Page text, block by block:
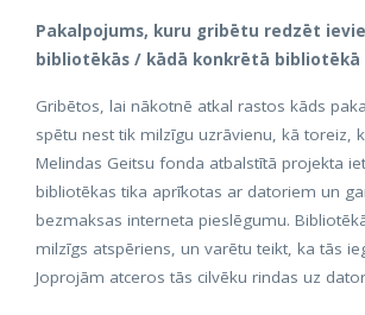
Pakalpojums, kuru gribētu redzēt
bibliotēkās / kādā konkrētā bibliotēkā
Gribētos, lai nākotnē atkal rastos kāds
spētu nest tik milzīgu uzrāvienu, kā toreiz,
Melindas Geitsu fonda atbalstītā projekta
bibliotēkas tika aprīkotas ar datoriem un
bezmaksas interneta pieslēgumu.
milzīgs atspēriens, un varētu teikt, ka tās
Joprojām atceros tās cilvēku rindas uz